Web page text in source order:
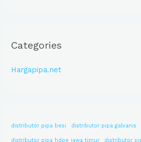
Categories
Hargapipa.net
distributor pipa besi distributor pipa galvanis
distributor pipa hdpe jawa timur distributor